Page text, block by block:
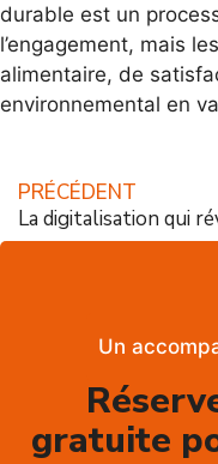
durable est un
l’engagement, mais
alimentaire, de
environnemental en
PRÉCÉDENT
Un
gratuite